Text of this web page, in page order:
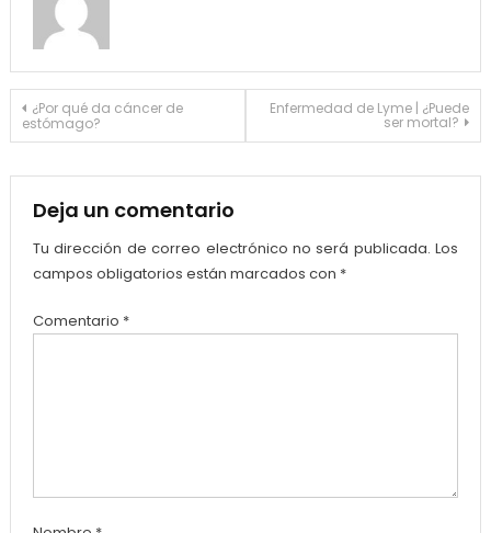
Navegación
de
¿Por qué da cáncer de
estómago?
Enfermedad de Lyme | ¿Puede
ser mortal?
Deja un comentario
Tu dirección de correo electrónico no será publicada. Los
campos obligatorios están marcados con *
Comentario *